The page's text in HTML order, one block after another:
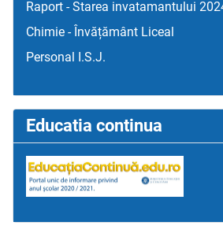
Raport - Starea invatamantului
Chimie - Învățământ Liceal
Personal I.S.J.
Educatia continua